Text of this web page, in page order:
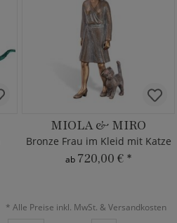
MIOLA & MIRO
Bronze Frau im Kleid mit Katze
ab 720,00 € *
* Alle Preise inkl. MwSt. & Versandkosten